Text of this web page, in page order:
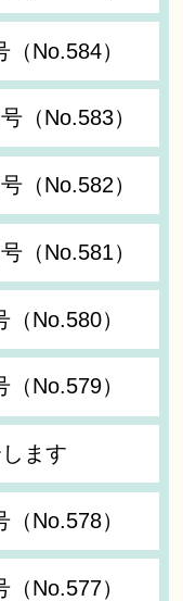
No.584）
（No.583）
（No.582）
（No.581）
No.580）
No.579）
ます
No.578）
No.577）